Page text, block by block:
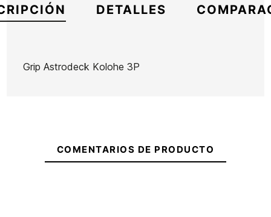
DETALLES
Grip Astrodeck Kolohe 3P
COMENTARIOS DE PRODUCTO